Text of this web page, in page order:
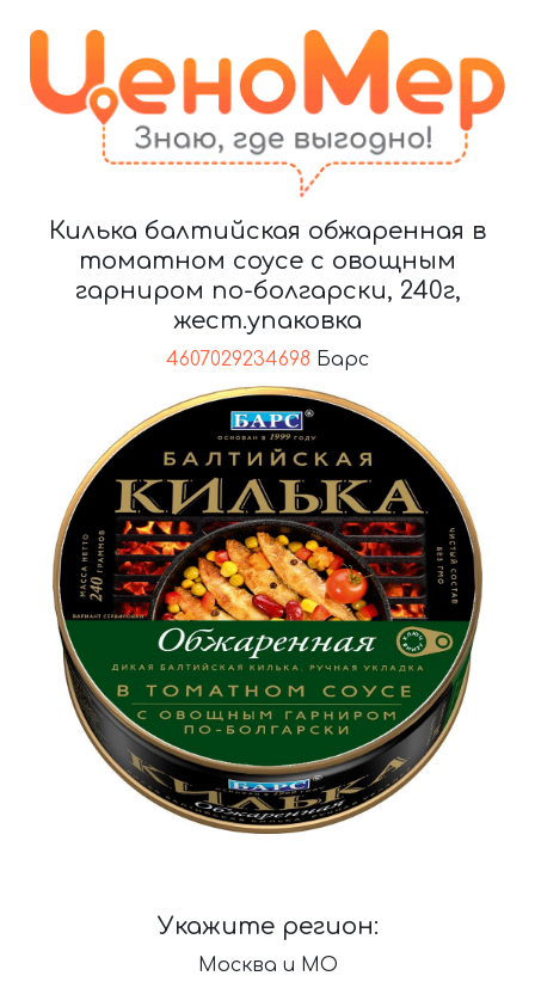
Килька балтийская обжаренная в
томатном соусе с овощным
гарниром по-болгарски, 240г,
жест.упаковка
4607029234698 Барс
Укажите регион:
Москва и МО